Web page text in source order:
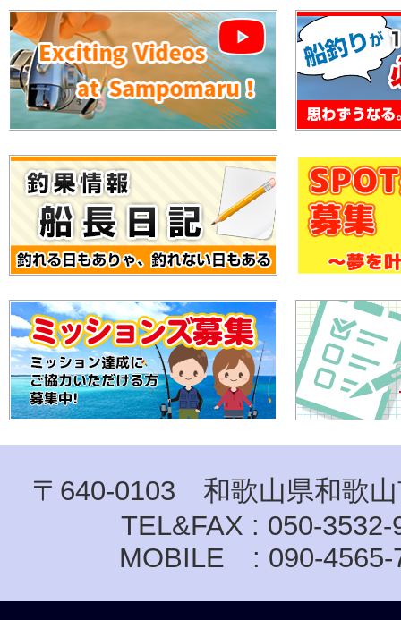
〒640-0103 和歌山県和歌山
TEL&FAX : 050-3532-
MOBILE : 090-4565-